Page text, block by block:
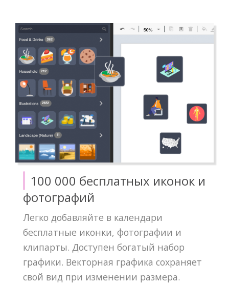
100 000 бесплатных иконок и
фотографий
Легко добавляйте в календари
бесплатные иконки, фотографии и
клипарты. Доступен богатый набор
графики. Векторная графика сохраняет
свой вид при изменении размера.